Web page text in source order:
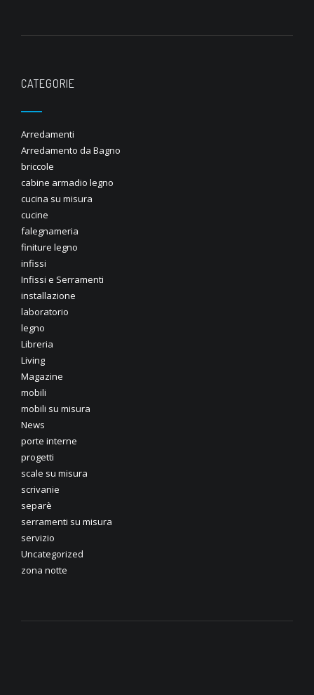
CATEGORIE
Arredamenti
Arredamento da Bagno
briccole
cabine armadio legno
cucina su misura
cucine
falegnameria
finiture legno
infissi
Infissi e Serramenti
installazione
laboratorio
legno
Libreria
Living
Magazine
mobili
mobili su misura
News
porte interne
progetti
scale su misura
scrivanie
separè
serramenti su misura
servizio
Uncategorized
zona notte